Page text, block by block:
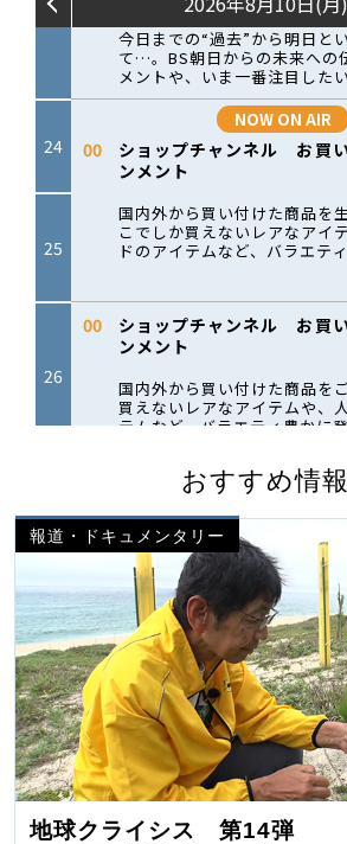
おすすめ情報
報道・ドキュメンタリー
地球クライシス 第14弾